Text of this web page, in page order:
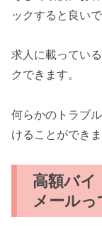
ックすると良いで
求人に載ってい
クできます。
何らかのトラブ
けることができま
高額バイ
メールっ